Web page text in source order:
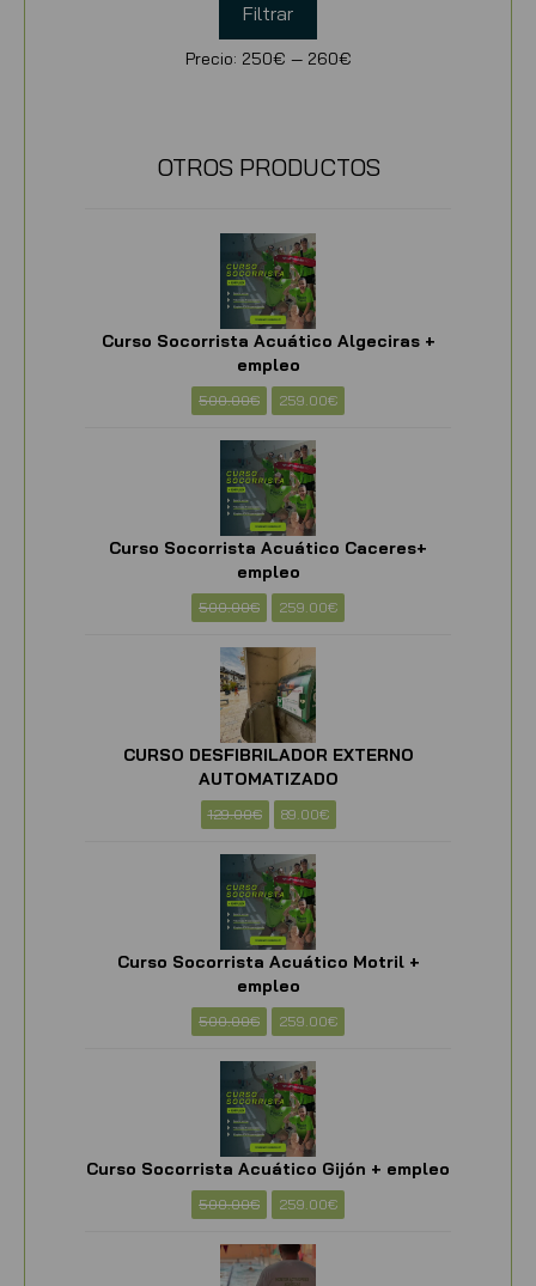
Filtrar
Precio: 250€ — 260€
OTROS PRODUCTOS
Curso Socorrista Acuático Algeciras +
empleo
500.00€ 259.00€
Curso Socorrista Acuático Caceres+
empleo
500.00€ 259.00€
CURSO DESFIBRILADOR EXTERNO
AUTOMATIZADO
129.00€ 89.00€
Curso Socorrista Acuático Motril +
empleo
500.00€ 259.00€
Curso Socorrista Acuático Gijón + empleo
500.00€ 259.00€